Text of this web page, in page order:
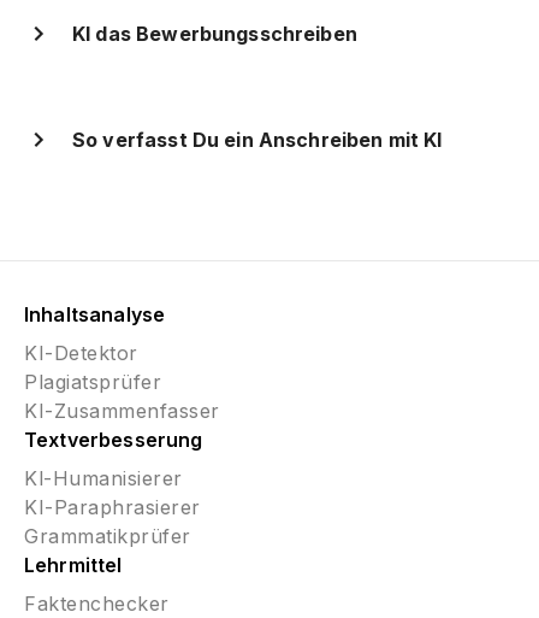
KI das Bewerbungsschreiben
So verfasst Du ein Anschreiben mit KI
Inhaltsanalyse
KI-Detektor
Plagiatsprüfer
KI-Zusammenfasser
Textverbesserung
Kl-Humanisierer
KI-Paraphrasierer
Grammatikprüfer
Lehrmittel
Faktenchecker